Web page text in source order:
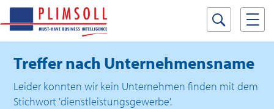
Treffer nach Unternehmensname
Leider konnten wir kein Unternehmen finden mit dem
Stichwort 'dienstleistungsgewerbe'.